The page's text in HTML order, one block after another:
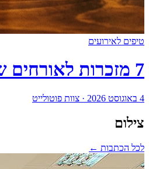
טיפים לאירועים
7 מזכרות לאורחים שאף אחד לא שוכח באולם - ואיך לבחור מתנות מותאמות לאירוע שלכם
4 באוגוסט 2026 · צוות פוטולייט
צילום
לכל הכתבות ←